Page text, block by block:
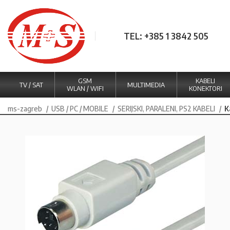
TEL: +385 1 3842 505
TV / SAT
GSM
WLAN / WIFI
MULTIMEDIA
KABELI
KONEKTORI
ms-zagreb USB / PC / MOBILE SERIJSKI, PARALENI, PS2 KABELI